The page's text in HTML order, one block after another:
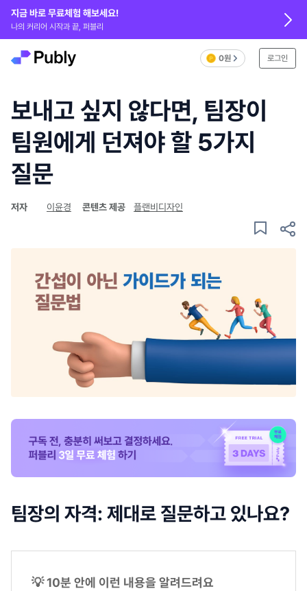
지금 바로 무료체험 해보세요!
나의 커리어 시작과 끝, 퍼블리
0원 로그인
보내고 싶지 않다면, 팀장이
팀원에게 던져야 할 5가지
질문
저자 이윤경 콘텐츠 제공 플랜비디자인
팀장의 자격: 제대로 질문하고 있나요?
💡 10분 안에 이런 내용을 알려드려요